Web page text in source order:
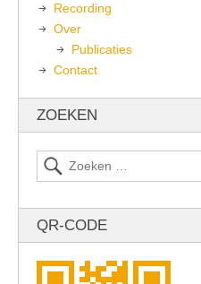
Recording
Over
Publicaties
Contact
ZOEKEN
QR-CODE